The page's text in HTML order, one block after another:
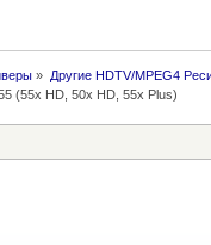
» Другие HDTV/MPEG4
(55x HD, 50x HD, 55x Plus)